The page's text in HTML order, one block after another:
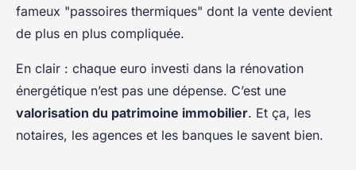
fameux "passoires thermiques" dont la vente devient
de plus en plus compliquée.
En clair : chaque euro investi dans la rénovation
énergétique n’est pas une dépense. C’est une
valorisation du patrimoine immobilier. Et ça, les
notaires, les agences et les banques le savent bien.